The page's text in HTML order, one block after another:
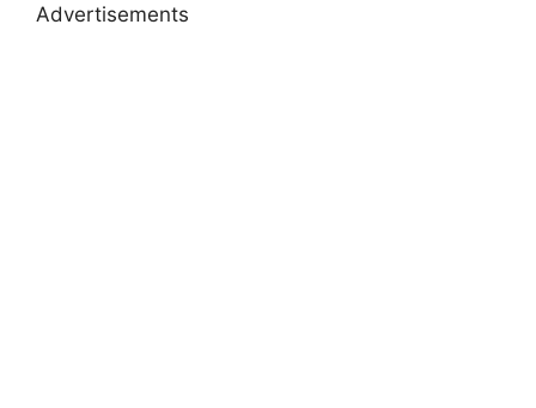
Advertisements